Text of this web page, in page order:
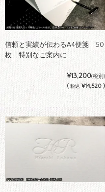
信頼と実績が伝わるA4便箋 50
枚 特別なご案内に
¥13,200(税別)
( 税込 ¥14,520 )